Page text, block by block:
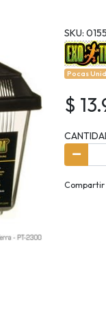
SKU:
Pocas
$
Compartir